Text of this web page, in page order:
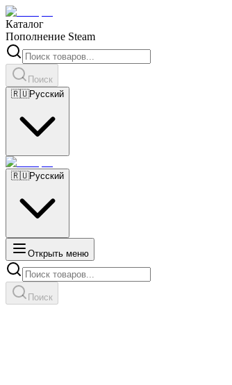
Каталог
Пополнение Steam
Поиск
🇷🇺Русский
🇷🇺Русский
Открыть меню
Поиск